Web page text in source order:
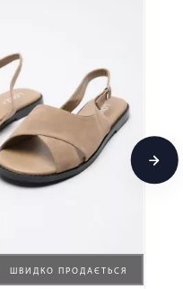
ШВИДКО ПРОДАЄТЬСЯ